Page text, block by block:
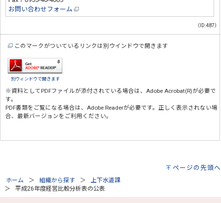
お問い合わせフォーム
（ID:487）
このマークがついているリンクは別ウインドウで開きます
別ウィンドウで開きます
※資料としてPDFファイルが添付されている場合は、 Adobe Acrobat(R)が必要で
す。
PDF書類をご覧になる場合は、 Adobe Readerが必要です。正しく表示されない場
合、最新バージョンをご利用ください。
ページの先頭へ
ホーム 組織から探す
上下水道課
平成26年度経営比較分析表の公表